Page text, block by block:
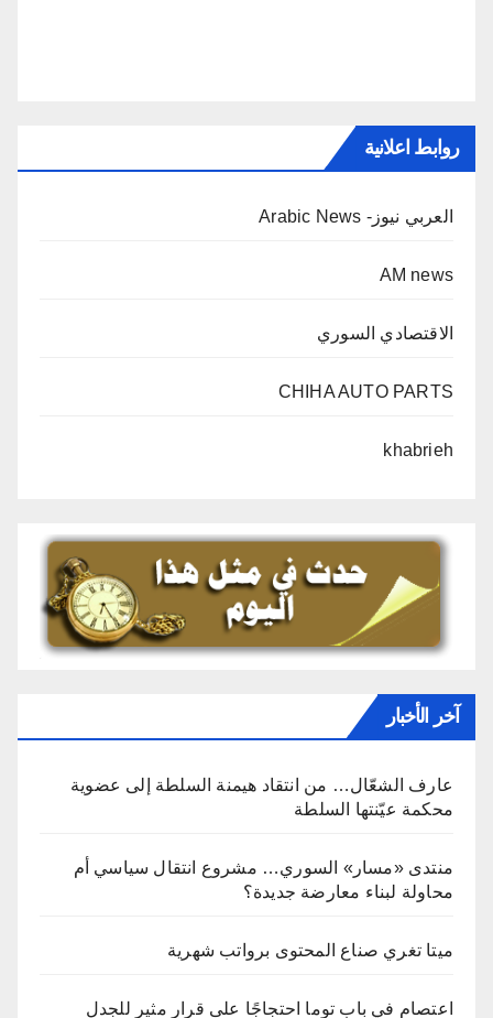
روابط اعلانية
العربي نيوز- Arabic News
AM news
الاقتصادي السوري
CHIHA AUTO PARTS
khabrieh
آخر الأخبار
عارف الشعّال… من انتقاد هيمنة السلطة إلى عضوية
محكمة عيّنتها السلطة
منتدى «مسار» السوري… مشروع انتقال سياسي أم
محاولة لبناء معارضة جديدة؟
ميتا تغري صناع المحتوى برواتب شهرية
اعتصام في باب توما احتجاجًا على قرار مثير للجدل